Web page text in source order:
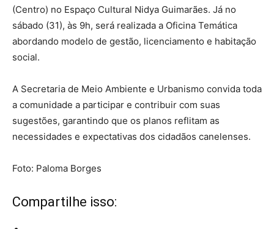
(Centro) no Espaço Cultural Nidya Guimarães. Já no
sábado (31), às 9h, será realizada a Oficina Temática
abordando modelo de gestão, licenciamento e habitação
social.
A Secretaria de Meio Ambiente e Urbanismo convida toda
a comunidade a participar e contribuir com suas
sugestões, garantindo que os planos reflitam as
necessidades e expectativas dos cidadãos canelenses.
Foto: Paloma Borges
Compartilhe isso: